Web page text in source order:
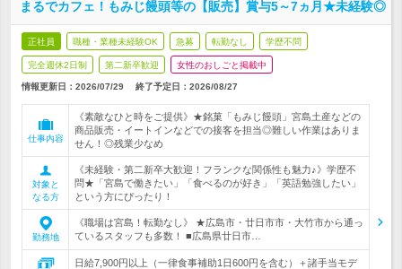
まるでカフェ！もみじ饅頭等の【販売】賞与5～7ヵ月★未経験◎
正社員 職種・業種未経験OK 急募 転勤なし 学歴不問
完全週休2日制 第二新卒歓迎 女性のおしごと掲載中
情報更新日：2026/07/29 終了予定日： 2026/08/27
仕事内容
《素敵なひと時をご提供》★銘菓「もみじ饅頭」宮島土産などの
商品販売・イートインなどでの接客を担当◎難しい作業はありま
せん！◎残業少なめ
対象と
なる方
《未経験・第二新卒大歓迎！フランクな関係性も魅力♪》学歴不
問★「宮島で働きたい」「食べるのが好き」「英語勉強したい」
という方にぴったり！
勤務地
《職場は宮島！転勤なし》 ★広島市・廿日市市・大竹市から通っ
ているスタッフも多数！ ■広島県廿日市…
日給7,900円以上（一律食事補助1日600円を含む）＋諸手当モデ